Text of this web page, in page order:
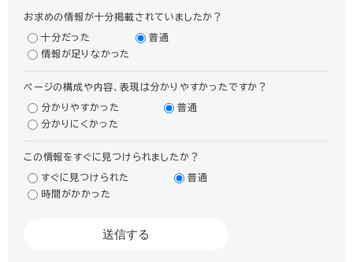
お求めの情報が十分掲載されていましたか？
十分だった
普通
情報が足りなかった
ページの構成や内容、表現は分かりやすかったですか？
分かりやすかった
普通
分かりにくかった
この情報をすぐに見つけられましたか？
すぐに見つけられた
普通
時間がかかった